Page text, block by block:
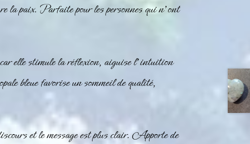
la paix. Parfaite pour les personnes qui n’ont
elle stimule la réflexion, aiguise l’intuition
bleue favorise un sommeil de qualité,
et le message est plus clair. Apporte de